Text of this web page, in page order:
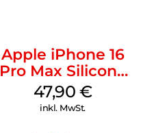
Apple iPhone 16
Pro Max Silicone
Case MagSafe
Black
47,90 €
inkl. MwSt.